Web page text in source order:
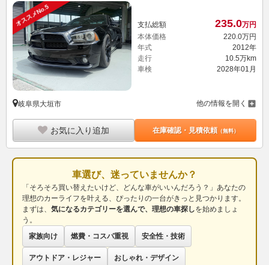
オススメNo.5 支払総額 235.0万円
本体価格
220.0万円
年式
2012年
走行
10.5万km
車検
2028年01月
岐阜県大垣市 他の情報を開く
お気に入り追加 在庫確認・見積依頼（無料）
車選び、迷っていませんか？
「そろそろ買い替えたいけど、どんな車がいいんだろう？」あなたの
理想のカーライフを叶える、ぴったりの一台がきっと見つかります。
まずは、 気になるカテゴリーを選んで、理想の車探しを始めましょ
う。
家族向け
燃費・コスパ重視 安全性・技術
アウトドア・レジャー おしゃれ・デザイン